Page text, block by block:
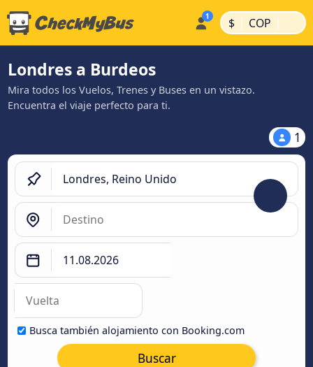
$ | COP |
Londres a Burdeos
Mira todos los Vuelos, Trenes y Buses en un vistazo.
Encuentra el viaje perfecto para ti.
1
Busca también alojamiento con Booking.com
Buscar